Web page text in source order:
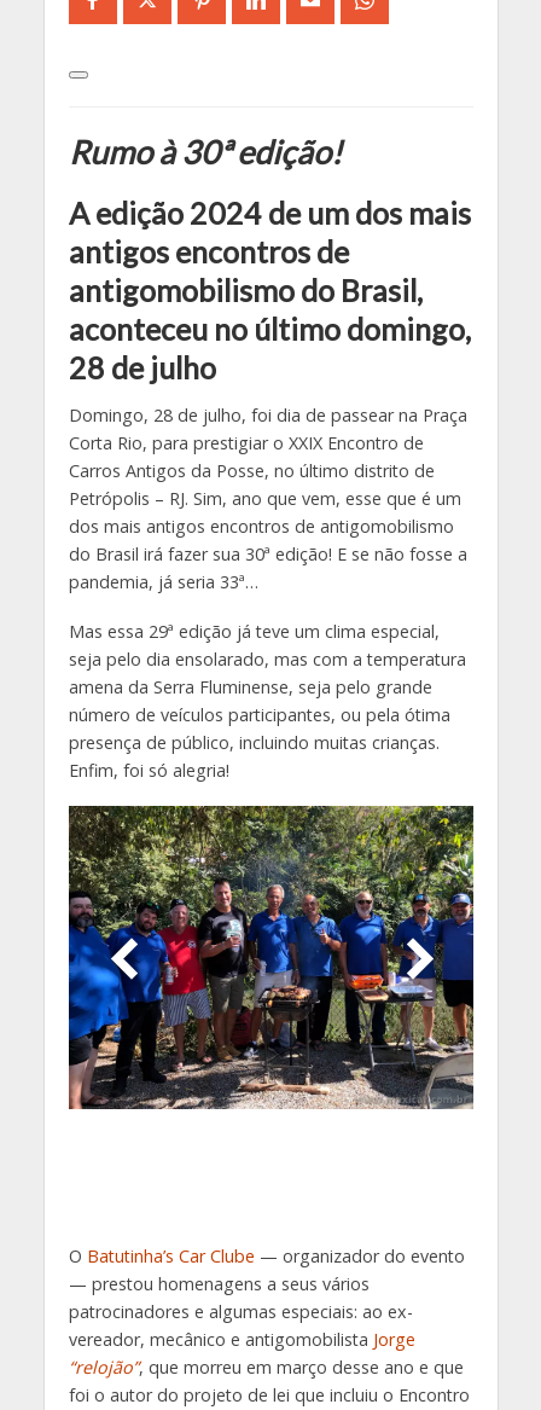
Rumo à 30ª edição!
A edição 2024 de um dos mais
antigos encontros de
antigomobilismo do Brasil,
aconteceu no último domingo,
28 de julho
Domingo, 28 de julho, foi dia de passear na Praça
Corta Rio, para prestigiar o XXIX Encontro de
Carros Antigos da Posse, no último distrito de
Petrópolis – RJ. Sim, ano que vem, esse que é um
dos mais antigos encontros de antigomobilismo
do Brasil irá fazer sua 30ª edição! E se não fosse a
pandemia, já seria 33ª…
Mas essa 29ª edição já teve um clima especial,
seja pelo dia ensolarado, mas com a temperatura
amena da Serra Fluminense, seja pelo grande
número de veículos participantes, ou pela ótima
presença de público, incluindo muitas crianças.
Enfim, foi só alegria!
O Batutinha’s Car Clube — organizador do evento
— prestou homenagens a seus vários
patrocinadores e algumas especiais: ao ex-
vereador, mecânico e antigomobilista Jorge
“relojão”, que morreu em março desse ano e que
foi o autor do projeto de lei que incluiu o Encontro